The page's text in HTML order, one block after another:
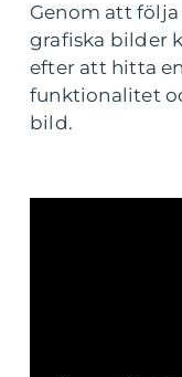
Genom att
grafiska bilder
efter att hitta
funktionalitet
bild.